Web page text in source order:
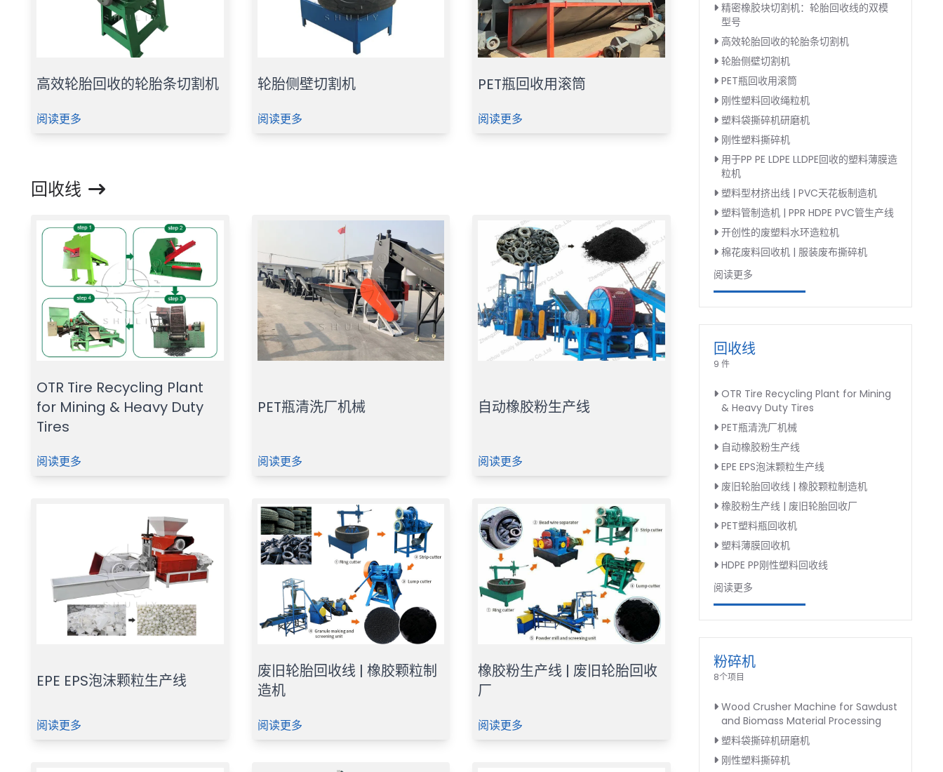
高效轮胎回收的轮胎条切割机
阅读更多
轮胎侧壁切割机
阅读更多
PET瓶回收用滚筒
阅读更多
回收线
OTR Tire Recycling Plant
for Mining & Heavy Duty
Tires
阅读更多
PET瓶清洗厂机械
阅读更多
自动橡胶粉生产线
阅读更多
EPE EPS泡沫颗粒生产线
阅读更多
废旧轮胎回收线 | 橡胶颗粒制
造机
阅读更多
橡胶粉生产线 | 废旧轮胎回收
厂
阅读更多
精密橡胶块切割机：轮胎回收线的双模
型号
高效轮胎回收的轮胎条切割机
轮胎侧壁切割机
PET瓶回收用滚筒
刚性塑料回收绳粒机
塑料袋撕碎机研磨机
刚性塑料撕碎机
用于PP PE LDPE LLDPE回收的塑料薄膜造
粒机
塑料型材挤出线 | PVC天花板制造机
塑料管制造机 | PPR HDPE PVC管生产线
开创性的废塑料水环造粒机
棉花废料回收机 | 服装废布撕碎机
阅读更多
回收线
9 件
OTR Tire Recycling Plant for Mining
& Heavy Duty Tires
PET瓶清洗厂机械
自动橡胶粉生产线
EPE EPS泡沫颗粒生产线
废旧轮胎回收线 | 橡胶颗粒制造机
橡胶粉生产线 | 废旧轮胎回收厂
PET塑料瓶回收机
塑料薄膜回收机
HDPE PP刚性塑料回收线
阅读更多
粉碎机
8个项目
Wood Crusher Machine for Sawdust
and Biomass Material Processing
塑料袋撕碎机研磨机
刚性塑料撕碎机